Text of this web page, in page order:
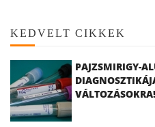
KEDVELT CIKKEK
PAJZSMIRIGY-
VÁLTOZÁSOKRA!